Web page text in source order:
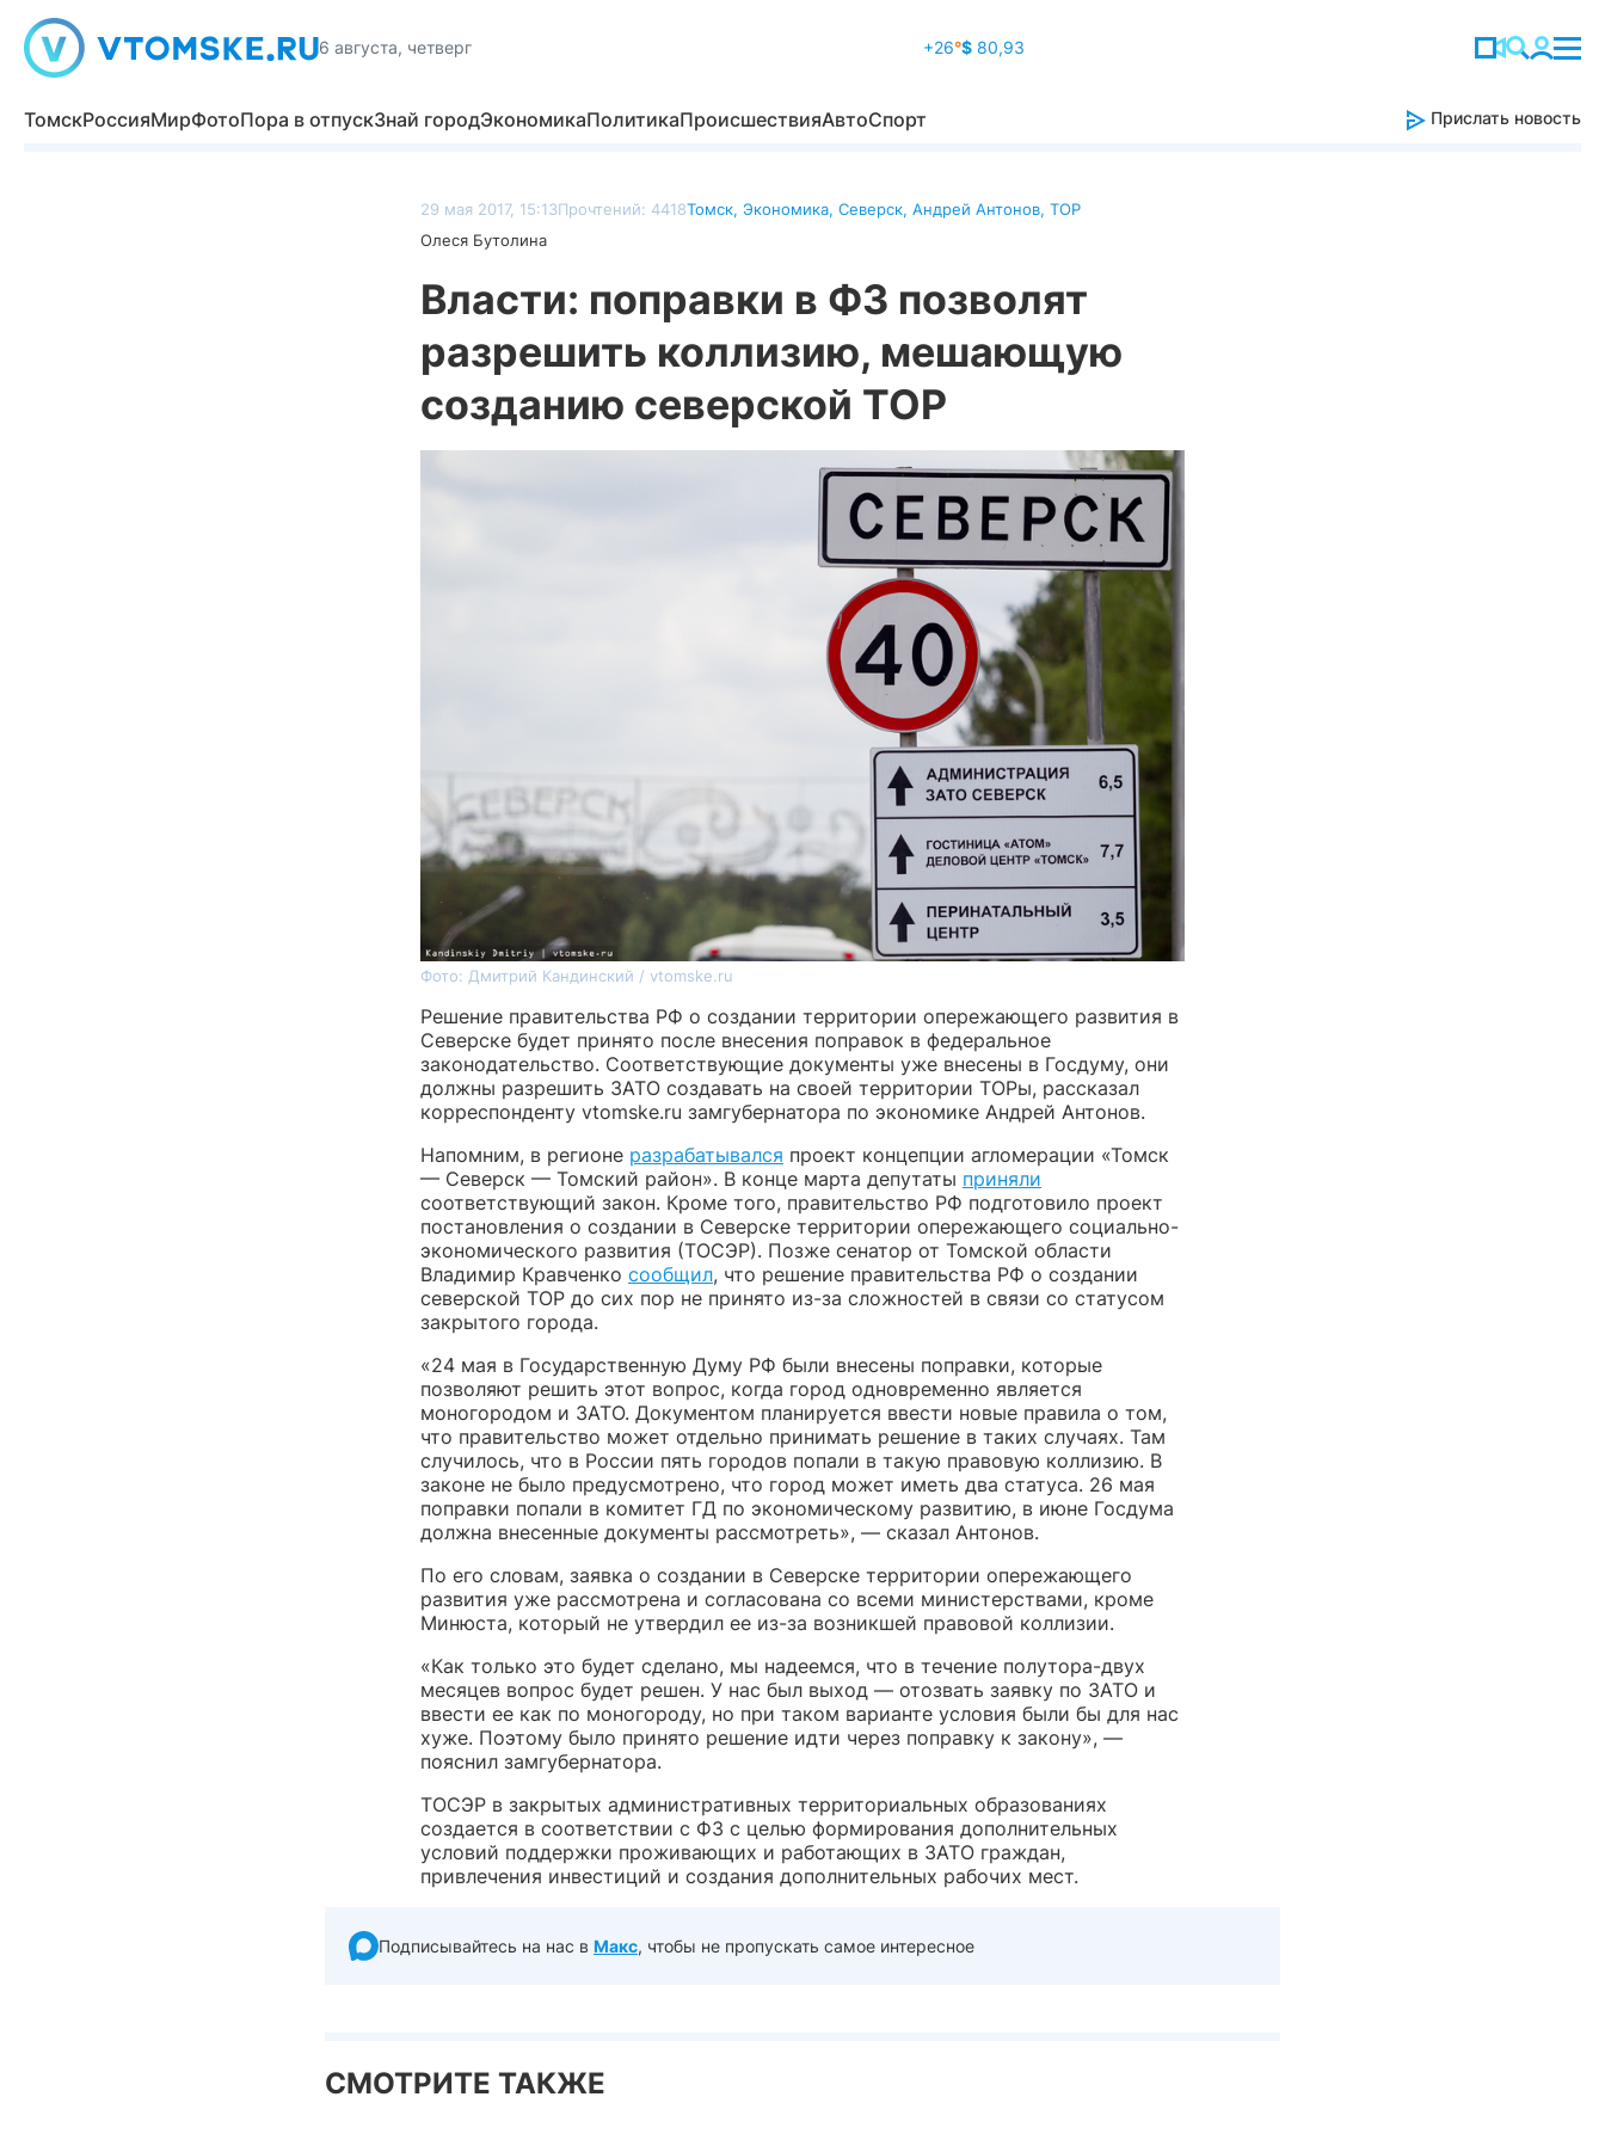
6 августа, четверг +26°$80,93
ТомскРоссияМирФотоПора в отпускЗнай городЭкономикаПолитикаПроисшествияАвтоСпорт Прислать новость
29 мая 2017, 15:13Прочтений: 4418Томск, Экономика, Северск, Андрей Антонов, ТОР
Олеся Бутолина
Власти: поправки в ФЗ позволят
разрешить коллизию, мешающую
созданию северской ТОР
Фото: Дмитрий Кандинский / vtomske.ru
Решение правительства РФ о создании территории опережающего развития в
Северске будет принято после внесения поправок в федеральное
законодательство. Соответствующие документы уже внесены в Госдуму, они
должны разрешить ЗАТО создавать на своей территории ТОРы, рассказал
корреспонденту vtomske.ru замгубернатора по экономике Андрей Антонов.
Напомним, в регионе разрабатывался проект концепции агломерации «Томск
— Северск — Томский район». В конце марта депутаты приняли
соответствующий закон. Кроме того, правительство РФ подготовило проект
постановления о создании в Северске территории опережающего социально-
экономического развития (ТОСЭР). Позже сенатор от Томской области
Владимир Кравченко сообщил, что решение правительства РФ о создании
северской ТОР до сих пор не принято из-за сложностей в связи со статусом
закрытого города.
«24 мая в Государственную Думу РФ были внесены поправки, которые
позволяют решить этот вопрос, когда город одновременно является
моногородом и ЗАТО. Документом планируется ввести новые правила о том,
что правительство может отдельно принимать решение в таких случаях. Там
случилось, что в России пять городов попали в такую правовую коллизию. В
законе не было предусмотрено, что город может иметь два статуса. 26 мая
поправки попали в комитет ГД по экономическому развитию, в июне Госдума
должна внесенные документы рассмотреть», — сказал Антонов.
По его словам, заявка о создании в Северске территории опережающего
развития уже рассмотрена и согласована со всеми министерствами, кроме
Минюста, который не утвердил ее из-за возникшей правовой коллизии.
«Как только это будет сделано, мы надеемся, что в течение полутора-двух
месяцев вопрос будет решен. У нас был выход — отозвать заявку по ЗАТО и
ввести ее как по моногороду, но при таком варианте условия были бы для нас
хуже. Поэтому было принято решение идти через поправку к закону», —
пояснил замгубернатора.
ТОСЭР в закрытых административных территориальных образованиях
создается в соответствии с ФЗ с целью формирования дополнительных
условий поддержки проживающих и работающих в ЗАТО граждан,
привлечения инвестиций и создания дополнительных рабочих мест.
Подписывайтесь на нас в Макс, чтобы не пропускать самое интересное
СМОТРИТЕ ТАКЖЕ